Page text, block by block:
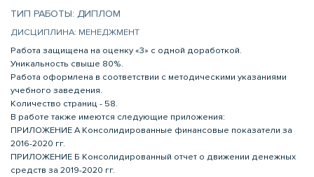
ТИП РАБОТЫ: ДИПЛОМ
ДИСЦИПЛИНА: МЕНЕДЖМЕНТ
Работа защищена на оценку «3» с одной доработкой.
Уникальность свыше 80%.
Работа оформлена в соответствии с методическими указаниями
учебного заведения.
Количество страниц - 58.
В работе также имеются следующие приложения:
ПРИЛОЖЕНИЕ А Консолидированные финансовые показатели за
2016-2020 гг.
ПРИЛОЖЕНИЕ Б Консолидированный отчет о движении денежных
средств за 2019-2020 гг.